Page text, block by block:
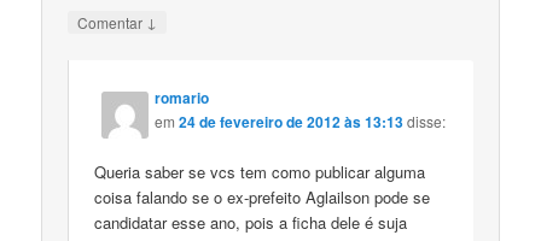
Comentar ↓
romario
em24 de fevereiro de 2012 às 13:13disse:
Queria saber se vcs tem como publicar alguma
coisa falando se o ex-prefeito Aglailson pode se
candidatar esse ano, pois a ficha dele é suja